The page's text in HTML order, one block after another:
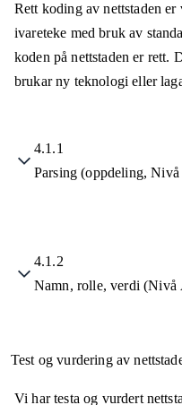
Rett koding av nettstaden
ivareteke med bruk av
koden på nettstaden er rett.
brukar ny teknologi eller
4.1.1
Parsing (oppdeling,
4.1.2
Namn, rolle, verdi (Nivå
Test og vurdering av
Vi har testa og vurdert